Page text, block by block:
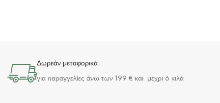
Δωρεάν μεταφορικά
για παραγγελίες άνω των 199 € και μέχρι 6 κιλά